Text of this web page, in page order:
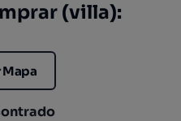
(villa):
Mapa